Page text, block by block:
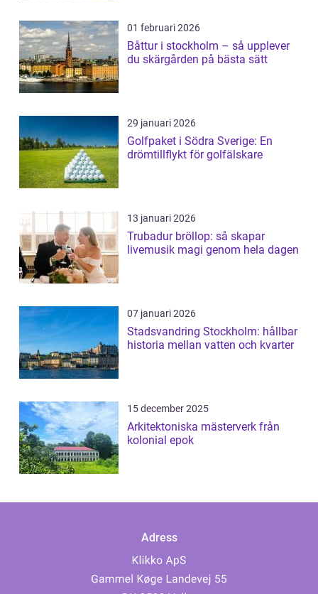
01 februari 2026
Båttur i stockholm – så upplever
du skärgården på bästa sätt
29 januari 2026
Golfpaket i Södra Sverige: En
drömtillflykt för golfälskare
13 januari 2026
Trubadur bröllop: så skapar
livemusik magi genom hela dagen
07 januari 2026
Stadsvandring Stockholm: hållbar
historia mellan vatten och kvarter
15 december 2025
Arkitektoniska mästerverk från
kolonial epok
Adress